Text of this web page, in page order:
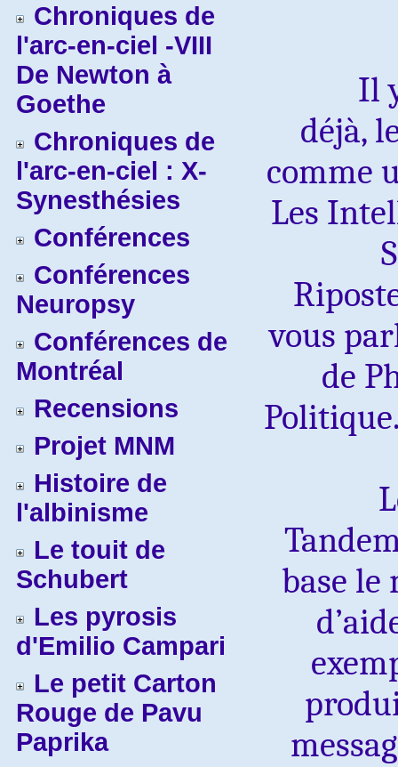
Chroniques de
l'arc-en-ciel -VIII
De Newton à
Goethe
Chroniques de
l'arc-en-ciel : X-
Synesthésies
Conférences
Conférences
Neuropsy
Conférences de
Montréal
Recensions
Projet MNM
Histoire de
l'albinisme
Le touit de
Schubert
Les pyrosis
d'Emilio Campari
Le petit Carton
Rouge de Pavu
Paprika
Il
déjà,
comme
Les
vous
de
base le